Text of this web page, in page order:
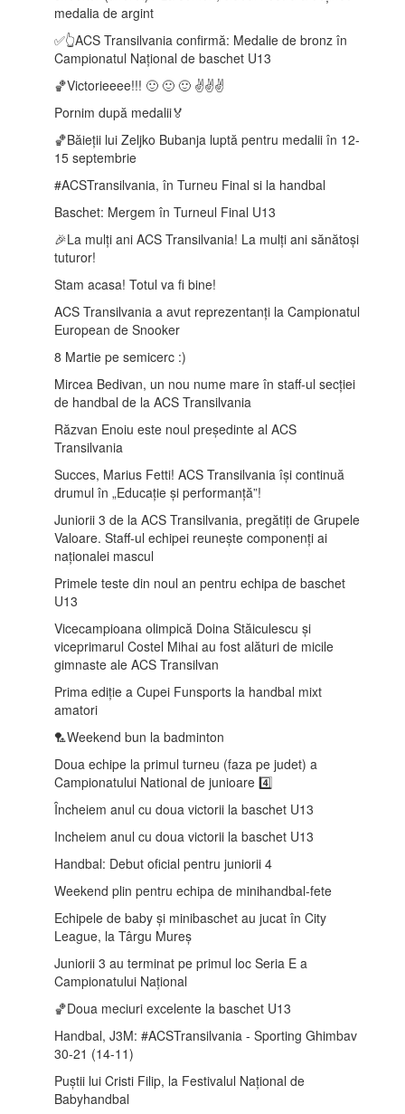
medalia de argint
✅👆ACS Transilvania confirmă: Medalie de bronz în
Campionatul Național de baschet U13
🏀Victorieeee!!! 🙂 🙂 🙂 ✌️✌️✌️
Pornim după medalii🏅
🏀Băieții lui Zeljko Bubanja luptă pentru medalii în 12-
15 septembrie
️#ACSTransilvania, în Turneu Final si la handbal
Baschet: Mergem în Turneul Final U13
🎉La mulți ani ACS Transilvania! La mulți ani sănătoși
tuturor!
Stam acasa! Totul va fi bine!
ACS Transilvania a avut reprezentanți la Campionatul
European de Snooker
8 Martie pe semicerc :)
Mircea Bedivan, un nou nume mare în staff-ul secției
de handbal de la ACS Transilvania
Răzvan Enoiu este noul președinte al ACS
Transilvania
Succes, Marius Fetti! ACS Transilvania își continuă
drumul în „Educație și performanță”!
Juniorii 3 de la ACS Transilvania, pregătiți de Grupele
Valoare. Staff-ul echipei reunește componenți ai
naționalei mascul
Primele teste din noul an pentru echipa de baschet
U13
Vicecampioana olimpică Doina Stăiculescu și
viceprimarul Costel Mihai au fost alături de micile
gimnaste ale ACS Transilvan
Prima ediție a Cupei Funsports la handbal mixt
amatori
🏸Weekend bun la badminton
Doua echipe la primul turneu (faza pe judet) a
Campionatului National de junioare 4️⃣
Încheiem anul cu doua victorii la baschet U13
Incheiem anul cu doua victorii la baschet U13
Handbal: Debut oficial pentru juniorii 4
Weekend plin pentru echipa de minihandbal-fete
Echipele de baby și minibaschet au jucat în City
League, la Târgu Mureș
Juniorii 3 au terminat pe primul loc Seria E a
Campionatului Național
🏀Doua meciuri excelente la baschet U13
Handbal, J3M: #ACSTransilvania - Sporting Ghimbav
30-21 (14-11)
Puștii lui Cristi Filip, la Festivalul Național de
Babyhandbal